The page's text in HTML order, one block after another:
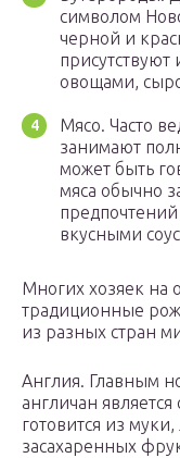
символом
черной и
овощами,
Мясо. Часто
занимают
может быть
мяса обычно
вкусными
Многих хозяек на
традиционные
из разных стран
Англия. Главным
англичан
готовится из
засахаренных